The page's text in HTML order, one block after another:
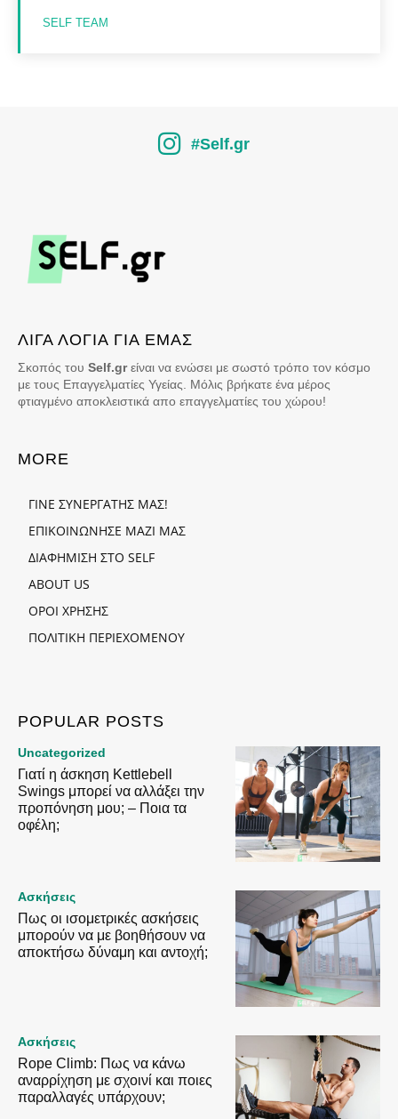
SELF TEAM
#Self.gr
ΛΙΓΑ ΛΟΓΙΑ ΓΙΑ ΕΜΑΣ
Σκοπός του Self.grείναι να ενώσει με σωστό τρόπο τον κόσμο
με τους Επαγγελματίες Υγείας. Μόλις βρήκατε ένα μέρος
φτιαγμένο αποκλειστικά απο επαγγελματίες του χώρου!
MORE
ΓΙΝΕ ΣΥΝΕΡΓΑΤΗΣ ΜΑΣ!
ΕΠΙΚΟΙΝΩΝΗΣΕ ΜΑΖΙ ΜΑΣ
ΔΙΑΦΗΜΙΣΗ ΣΤΟ SELF
ABOUT US
ΟΡΟΙ ΧΡΗΣΗΣ
ΠΟΛΙΤΙΚΗ ΠΕΡΙΕΧΟΜΕΝΟΥ
POPULAR POSTS
Uncategorized
Γιατί η άσκηση Kettlebell
Swings μπορεί να αλλάξει την
προπόνηση μου; – Ποια τα
οφέλη;
Ασκήσεις
Πως οι ισομετρικές ασκήσεις
μπορούν να με βοηθήσουν να
αποκτήσω δύναμη και αντοχή;
Ασκήσεις
Rope Climb: Πως να κάνω
αναρρίχηση με σχοινί και ποιες
παραλλαγές υπάρχουν;